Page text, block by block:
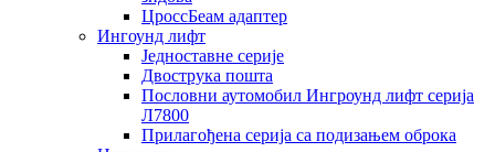
ЦроссБеам адаптер
Ингоунд лифт
Једноставне серије
Двострука пошта
Пословни аутомобил Ингроунд лифт серија
Л7800
Прилагођена серија са подизањем оброка